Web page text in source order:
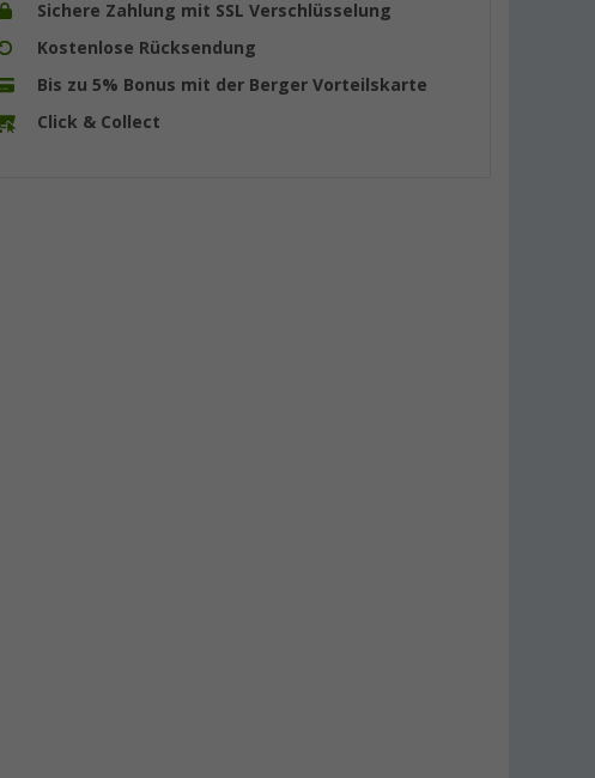
Sichere Zahlung mit SSL Verschlüsselung
Kostenlose Rücksendung
Bis zu 5% Bonus mit der Berger Vorteilskarte
Click & Collect